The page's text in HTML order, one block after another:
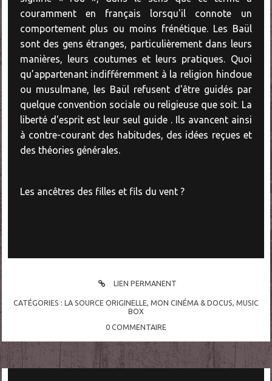
couramment en français lorsqu'il connote un
comportement plus ou moins frénétique. Les Baül
sont des gens étranges, particulièrement dans leurs
manières, leurs coutumes et leurs pratiques. Quoi
qu’appartenant indifféremment à la religion hindoue
ou musulmane, les Baül refusent d'être guidés par
quelque convention sociale ou religieuse que soit. La
liberté d'esprit est leur seul guide . Ils avancent ainsi
à contre-courant des habitudes, des idées reçues et
des théories générales.
Les ancêtres des filles et fils du vent ?
LIEN PERMANENT
CATÉGORIES : LA SOURCE ORIGINELLE, MON CINÉMA & DOCUS, MUSIC
BOX
0 COMMENTAIRE